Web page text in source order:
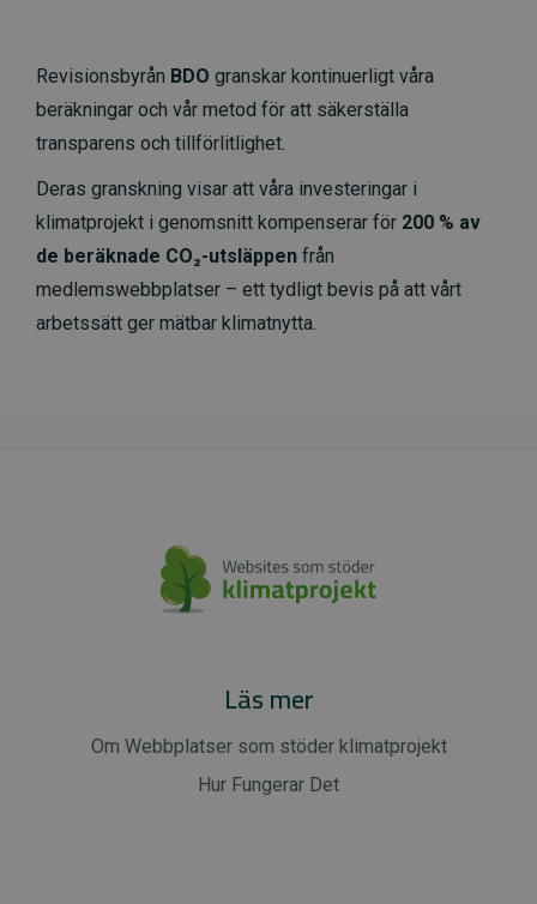
Revisionsbyrån BDO granskar kontinuerligt våra
beräkningar och vår metod för att säkerställa
transparens och tillförlitlighet.
Deras granskning visar att våra investeringar i
klimatprojekt i genomsnitt kompenserar för 200 % av
de beräknade CO₂-utsläppen från
medlemswebbplatser – ett tydligt bevis på att vårt
arbetssätt ger mätbar klimatnytta.
Läs mer
Om Webbplatser som stöder klimatprojekt
Hur Fungerar Det